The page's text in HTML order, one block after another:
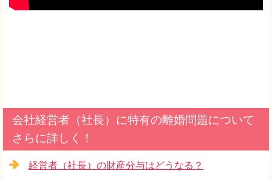
会社経営者（社長）に特有の離婚問題について
さらに詳しく！
経営者（社長）の財産分与はどうなる？